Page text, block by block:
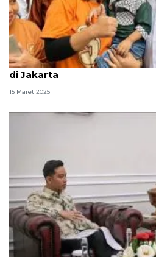
Rano yakin mudik gratis
di Jakarta
15 Maret 2025